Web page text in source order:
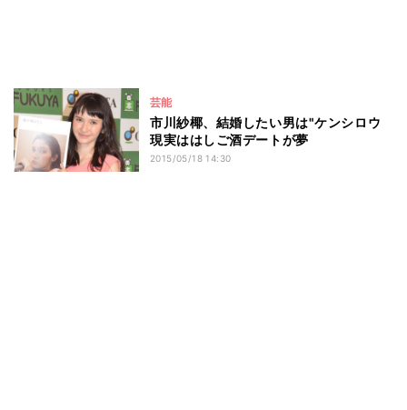
芸能
市川紗椰、結婚したい男は"ケンシロウ
現実ははしご酒デートが夢
2015/05/18 14:30